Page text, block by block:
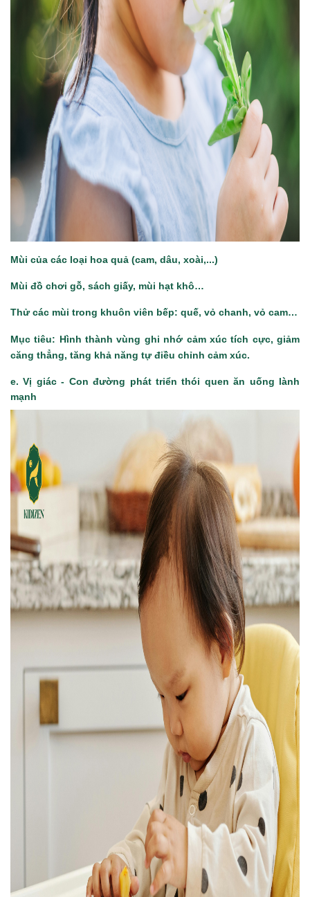
Mùi của các loại hoa quả (cam, dâu, xoài,...)
Mùi đồ chơi gỗ, sách giấy, mùi hạt khô…
Thử các mùi trong khuôn viên bếp: quế, vỏ chanh, vỏ cam…
Mục tiêu: Hình thành vùng ghi nhớ cảm xúc tích cực, giảm
căng thẳng, tăng khả năng tự điều chỉnh cảm xúc.
e. Vị giác - Con đường phát triển thói quen ăn uống lành
mạnh